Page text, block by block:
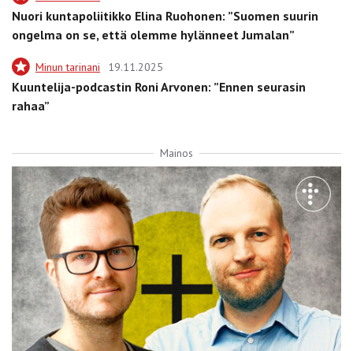
Nuori kuntapoliitikko Elina Ruohonen: ”Suomen suurin
ongelma on se, että olemme hylänneet Jumalan”
Minun tarinani 19.11.2025
Kuuntelija-podcastin Roni Arvonen: ”Ennen seurasin
rahaa”
Mainos